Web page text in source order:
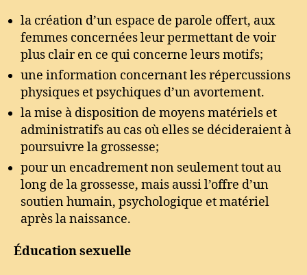
la création d’un espace de parole offert, aux
femmes concernées leur permettant de voir
plus clair en ce qui concerne leurs motifs;
une information concernant les répercussions
physiques et psychiques d’un avortement.
la mise à disposition de moyens matériels et
administratifs au cas où elles se décideraient à
poursuivre la grossesse;
pour un encadrement non seulement tout au
long de la grossesse, mais aussi l’offre d’un
soutien humain, psychologique et matériel
après la naissance.
Éducation sexuelle